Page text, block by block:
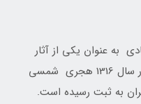
به عنوان یکی از آثار
ارزشمند تاریخی و فرهنگی ایران، در سال 1316 هجری شمسی